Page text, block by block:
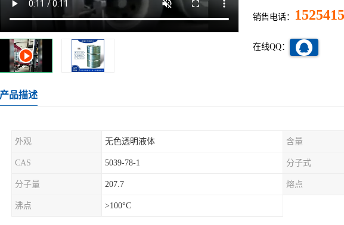
销售电话：
在线QQ：
产品描述
外观 无色透明液体 含量
CAS 5039-78-1 分子式
分子量 207.7 熔点
沸点 >100°C